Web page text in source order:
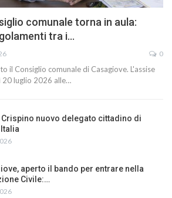
comunale torna in aula:
tra i…
0
il Consiglio comunale di Casagiove. L'assise
20 luglio 2026 alle…
Crispino nuovo delegato cittadino di
aperto il bando per entrare nella
Civile:…